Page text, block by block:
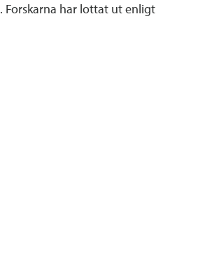
har lottat ut enligt